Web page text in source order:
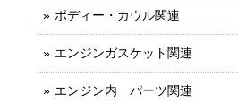
ボディー・カウル関連
エンジンガスケット関連
エンジン内 パーツ関連